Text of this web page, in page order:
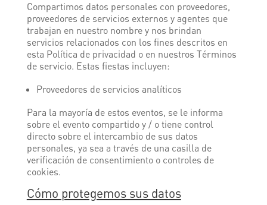
Compartimos datos personales con proveedores,
proveedores de servicios externos y agentes que
trabajan en nuestro nombre y nos brindan
servicios relacionados con los fines descritos en
esta Política de privacidad o en nuestros Términos
de servicio. Estas fiestas incluyen:
Proveedores de servicios analíticos
Para la mayoría de estos eventos, se le informa
sobre el evento compartido y / o tiene control
directo sobre el intercambio de sus datos
personales, ya sea a través de una casilla de
verificación de consentimiento o controles de
cookies.
Cómo protegemos sus datos